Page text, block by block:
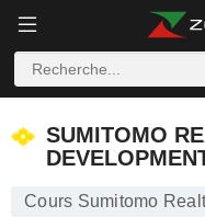
SUMITOMO
Cours Sumitomo